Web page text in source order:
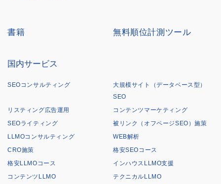
書籍 無料順位計測ツール
国内サービス
SEOコンサルティング
大規模サイト（データベース型）
SEO
リスティング広告運用
コンテンツマーケティング
SEOライティング
被リンク（オフページSEO）施策
LLMOコンサルティング
WEB解析
CRO施策
格安SEOコース
格安LLMOコース
インハウスLLMO支援
コンテンツLLMO
テクニカルLLMO